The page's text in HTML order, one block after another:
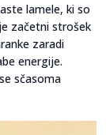
lamele, ki so
začetni strošek
zaradi
energije.
sčasoma